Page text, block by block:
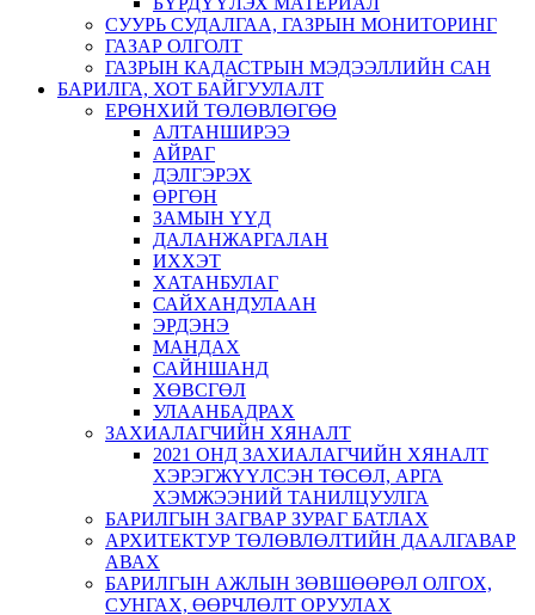
СУУРЬ СУДАЛГАА, ГАЗРЫН МОНИТОРИНГ
ГАЗАР ОЛГОЛТ
ГАЗРЫН КАДАСТРЫН МЭДЭЭЛЛИЙН САН
БАРИЛГА, ХОТ БАЙГУУЛАЛТ
ЕРӨНХИЙ ТӨЛӨВЛӨГӨӨ
АЛТАНШИРЭЭ
АЙРАГ
ДЭЛГЭРЭХ
ӨРГӨН
ЗАМЫН ҮҮД
ДАЛАНЖАРГАЛАН
ИХХЭТ
ХАТАНБУЛАГ
САЙХАНДУЛААН
ЭРДЭНЭ
МАНДАХ
САЙНШАНД
ХӨВСГӨЛ
УЛААНБАДРАХ
ЗАХИАЛАГЧИЙН ХЯНАЛТ
2021 ОНД ЗАХИАЛАГЧИЙН ХЯНАЛТ
ХЭРЭГЖҮҮЛСЭН ТӨСӨЛ, АРГА
ХЭМЖЭЭНИЙ ТАНИЛЦУУЛГА
БАРИЛГЫН ЗАГВАР ЗУРАГ БАТЛАХ
АРХИТЕКТУР ТӨЛӨВЛӨЛТИЙН ДААЛГАВАР
АВАХ
БАРИЛГЫН АЖЛЫН ЗӨВШӨӨРӨЛ ОЛГОХ,
СУНГАХ, ӨӨРЧЛӨЛТ ОРУУЛАХ